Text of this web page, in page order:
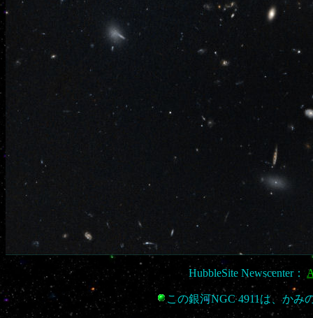
HubbleSite Newscenter：
この銀河NGC 4911は、か